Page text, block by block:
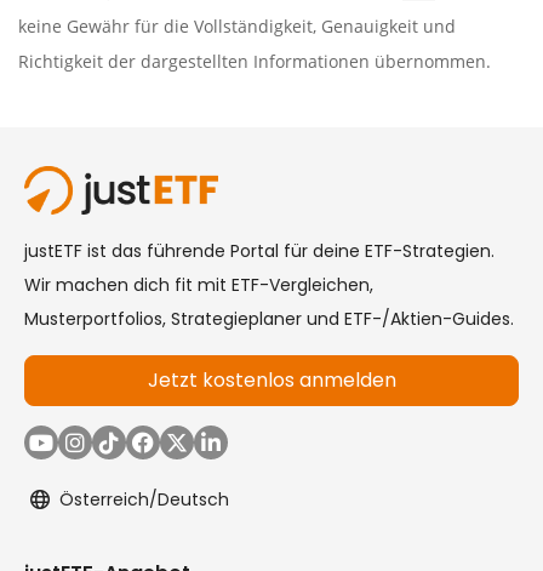
keine Gewähr für die Vollständigkeit, Genauigkeit und
Richtigkeit der dargestellten Informationen übernommen.